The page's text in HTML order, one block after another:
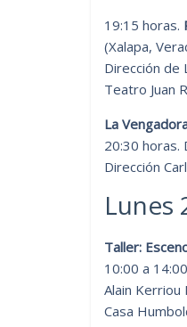
19:15 horas.
(Xalapa,
Dirección de
Teatro Juan
La
20:30 horas.
Dirección
Lunes
Taller:
10:00 a
Alain Kerriou
Casa